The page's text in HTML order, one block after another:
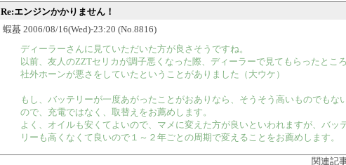
Re:エンジンかかりません！
蝦蟇 2006/08/16(Wed)-23:20 (No.8816)
ディーラーさんに見ていただいた方が良さそうですね。
以前、友人のZZTセリカが調子悪くなった際、ディーラーで見てもらったところ
社外ホーンが悪さをしていたということがありました（大ウケ）
もし、バッテリーが一度あがったことがおありなら、そうそう高いものでもな
ので、充電ではなく、取替えをお薦めします。
よく、オイルも安くてよいので、マメに変えた方が良いといわれますが、バッ
リーも高くなくて良いので１～２年ごとの周期で変えることをお薦めします。
関連記